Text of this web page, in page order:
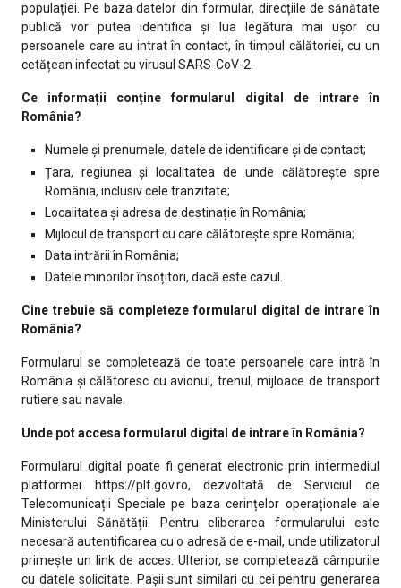
populației. Pe baza datelor din formular, direcțiile de sănătate
publică vor putea identifica și lua legătura mai ușor cu
persoanele care au intrat în contact, în timpul călătoriei, cu un
cetățean infectat cu virusul SARS-CoV-2.
Ce informații conține formularul digital de intrare în
România?
Numele și prenumele, datele de identificare și de contact;
Țara, regiunea și localitatea de unde călătorește spre
România, inclusiv cele tranzitate;
Localitatea și adresa de destinație în România;
Mijlocul de transport cu care călătorește spre România;
Data intrării în România;
Datele minorilor însoțitori, dacă este cazul.
Cine trebuie să completeze formularul digital de intrare în
România?
Formularul se completează de toate persoanele care intră în
România și călătoresc cu avionul, trenul, mijloace de transport
rutiere sau navale.
Unde pot accesa formularul digital de intrare în România?
Formularul digital poate fi generat electronic prin intermediul
platformei https://plf.gov.ro, dezvoltată de Serviciul de
Telecomunicații Speciale pe baza cerințelor operaționale ale
Ministerului Sănătății. Pentru eliberarea formularului este
necesară autentificarea cu o adresă de e-mail, unde utilizatorul
primește un link de acces. Ulterior, se completează câmpurile
cu datele solicitate. Pașii sunt similari cu cei pentru generarea